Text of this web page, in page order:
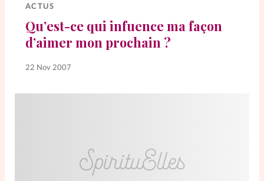
Entre4yeux
L'anecdote
La Bible au féminin
Lifestyle
Littérature
RelationnElles
ACTUS
Qu’est-ce qui infuence ma façon
d’aimer mon prochain ?
22 Nov 2007